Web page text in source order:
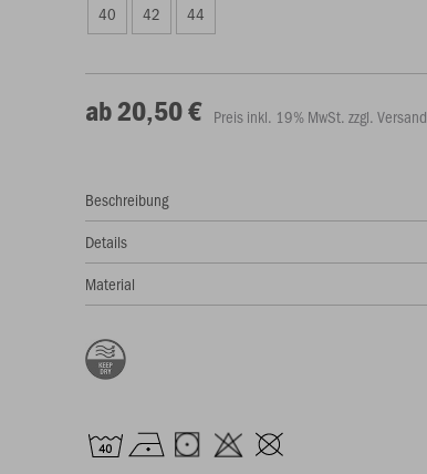
40 42 44
ab 20,50 € Preis inkl. 19% MwSt. zzgl. Versand
Beschreibung
Details
Material